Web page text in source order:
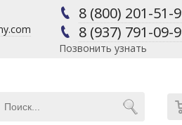
8 (800) 201-51-
8 (937) 791-09-
Позвонить узнать